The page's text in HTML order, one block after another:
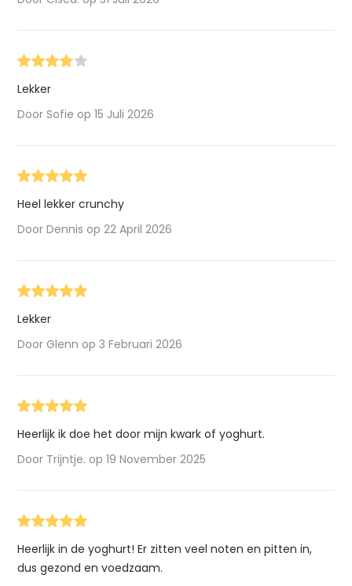
Lekker
Door Sofie op 15 Juli 2026
Heel lekker crunchy
Door Dennis op 22 April 2026
Lekker
Door Glenn op 3 Februari 2026
Heerlijk ik doe het door mijn kwark of yoghurt.
Door Trijntje. op 19 November 2025
Heerlijk in de yoghurt! Er zitten veel noten en pitten in,
dus gezond en voedzaam.